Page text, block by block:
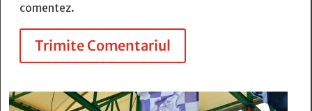
comentez.
Trimite Comentariul